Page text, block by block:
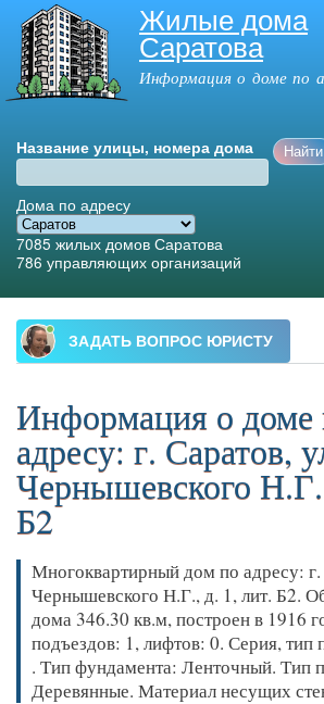
Перейти к
основному
содержанию
Жилые дома
Саратова
Информация о доме по
Название улицы, номера дома
Дома по адресу
7085 жилых домов Саратова
786 управляющих организаций
Главное меню
Информация о доме
адресу: г. Саратов,
Чернышевского
Б2
Многоквартирный дом по адресу:
Чернышевского Н.Г., д. 1, лит. Б2.
дома 346.30 кв.м, построен в 1916
подъездов: 1, лифтов: 0. Серия, тип
. Тип фундамента: Ленточный. Тип
Деревянные. Материал несущих